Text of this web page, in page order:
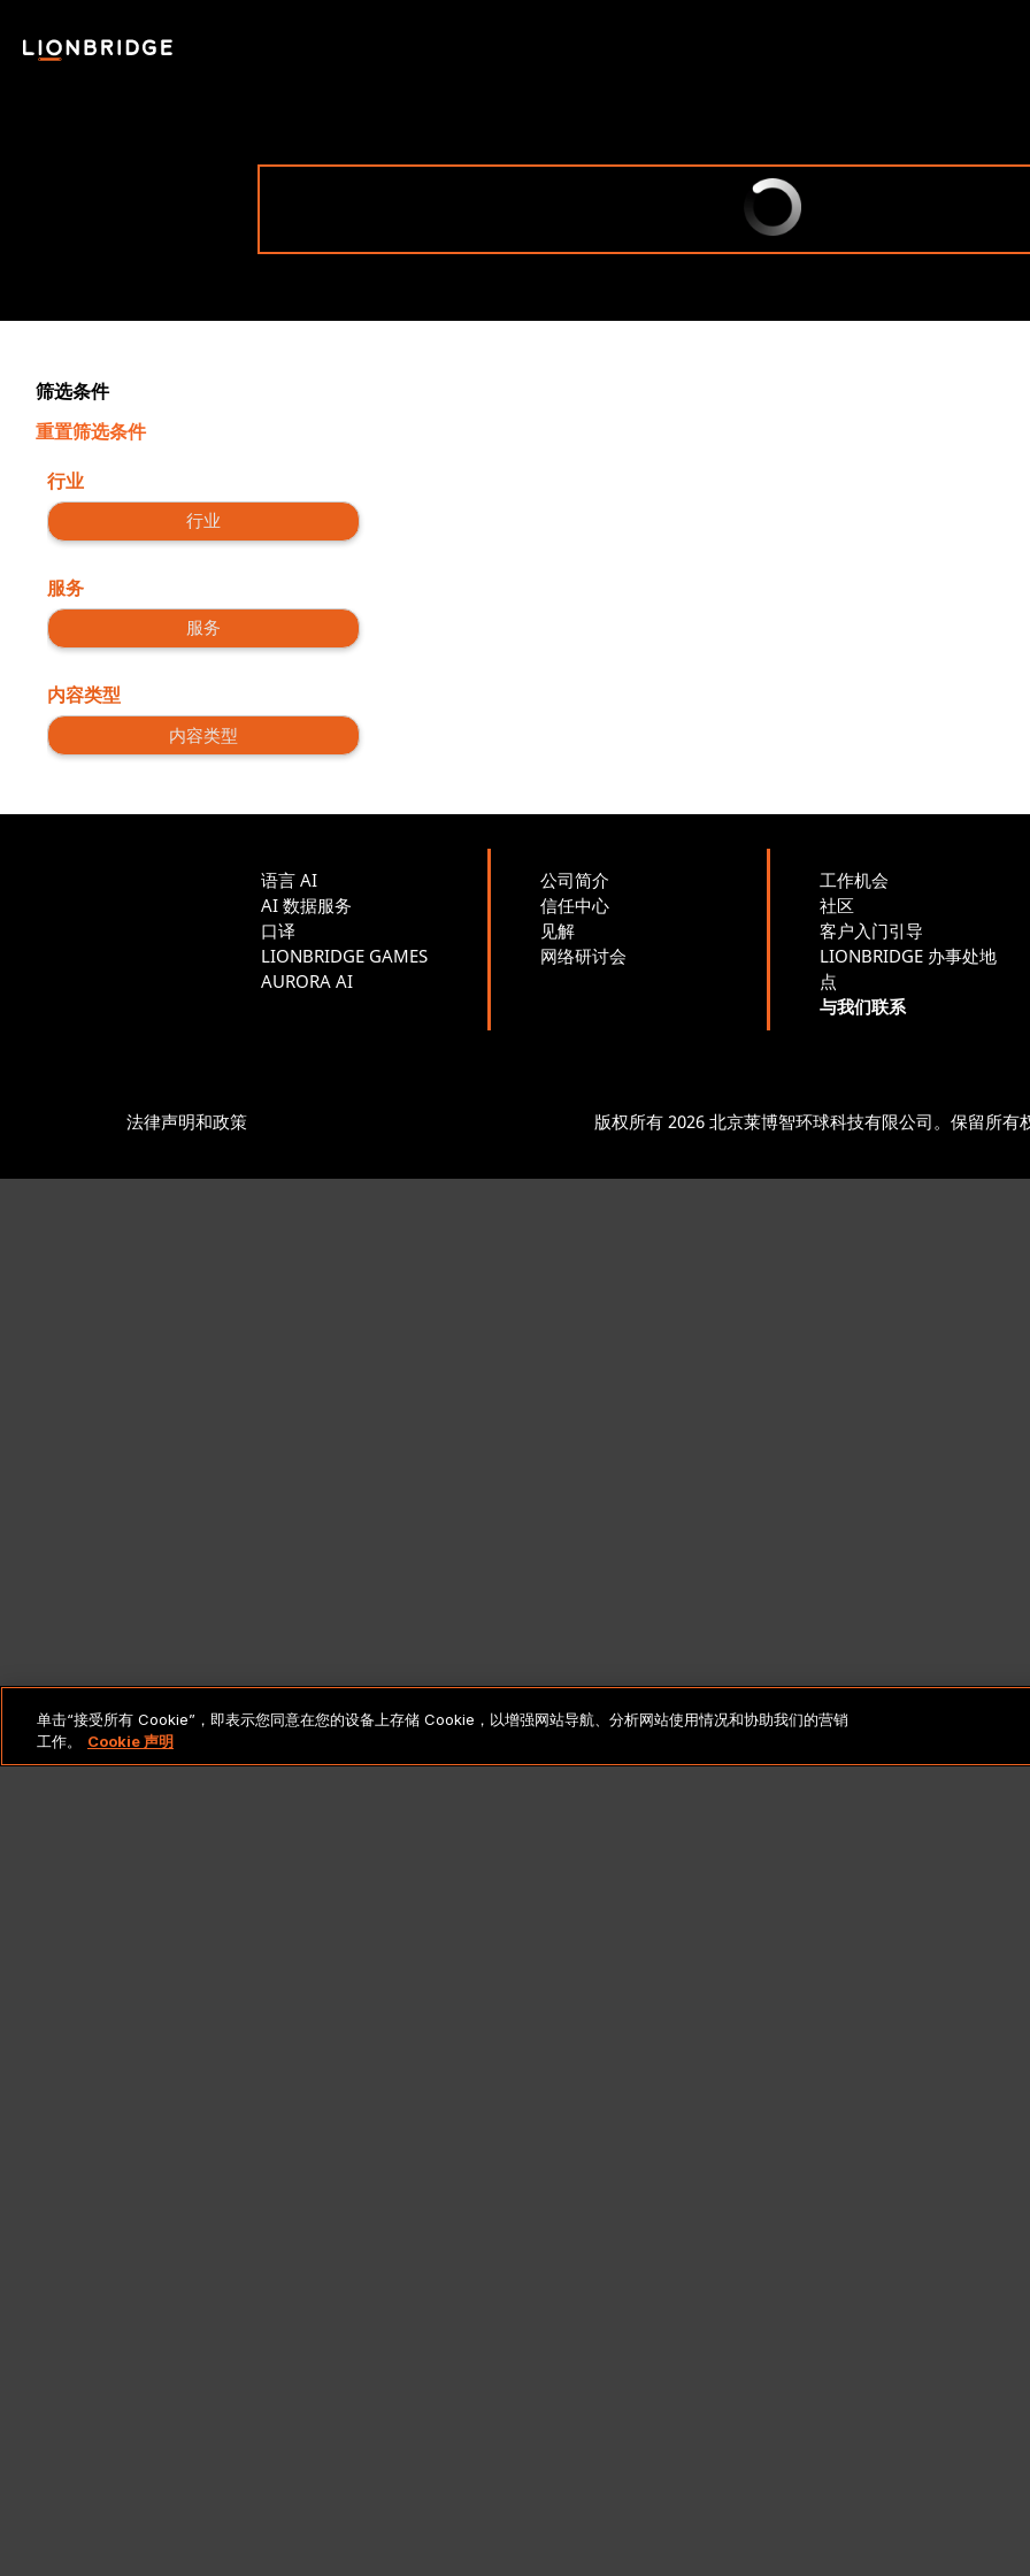
筛选条件
重置筛选条件
行业
行业
服务
服务
内容类型
内容类型
语言 AI
AI 数据服务
口译
LIONBRIDGE GAMES
AURORA AI
公司简介
信任中心
见解
网络研讨会
工作机会
社区
客户入门引导
LIONBRIDGE 办事处地
点
与我们联系
法律声明和政策 版权所有 2026 北京莱博智环球科技有限公司。保留所有
单击“接受所有 Cookie”，即表示您同意在您的设备上存储 Cookie，以增强网站导航、分析网站使用情况和协助我们的营销
工作。
Cookie 声明